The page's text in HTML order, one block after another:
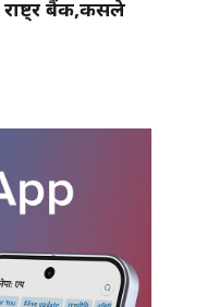
बैंक,कसले